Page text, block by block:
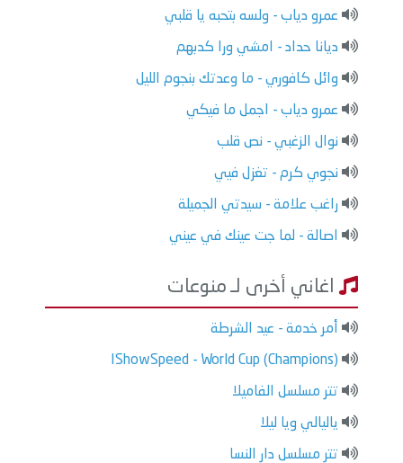
عمرو دياب - ولسه بتحبه يا قلبي
ديانا حداد - امشي ورا كدبهم
وائل كافوري - ما وعدتك بنجوم الليل
عمرو دياب - اجمل ما فيكي
نوال الزغبي - نص قلب
نجوي كرم - تغزل فيي
راغب علامة - سيدتي الجميلة
اصالة - لما جت عينك في عيني
اغاني أخرى لـ منوعات
أمر خدمة - عيد الشرطة
IShowSpeed - World Cup (Champions)
تتر مسلسل الفاميلا
ياليالي ويا ليلا
تتر مسلسل دار النسا